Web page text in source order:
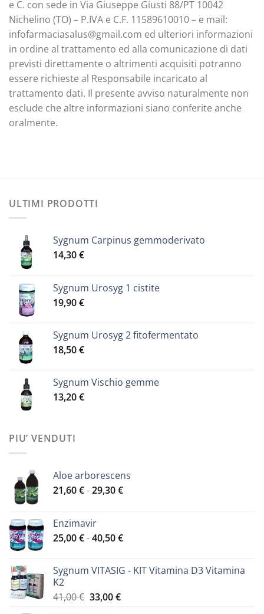
e C. con sede in Via Giuseppe Giusti 88/PT 10042
Nichelino (TO) – P.IVA e C.F. 11589610010 – e mail:
infofarmaciasalus@gmail.com ed ulteriori informazioni
in ordine al trattamento ed alla comunicazione di dati
previsti direttamente o altrimenti acquisiti potranno
essere richieste al Responsabile incaricato al
trattamento dati. Il presente avviso naturalmente non
esclude che altre informazioni siano conferite anche
oralmente.
ULTIMI PRODOTTI
Sygnum Carpinus gemmoderivato
14,30€
Sygnum Urosyg 1 cistite
19,90€
Sygnum Urosyg 2 fitofermentato
18,50€
Sygnum Vischio gemme
13,20€
PIU’ VENDUTI
Aloe arborescens
21,60€-29,30€Fascia
21,60 €
29,30 €
Enzimavir
25,00€-40,50€Fascia
da
Sygnum VITASIG - KIT Vitamina D3 Vitamina
K2
41,00€ Il
33,00€Il